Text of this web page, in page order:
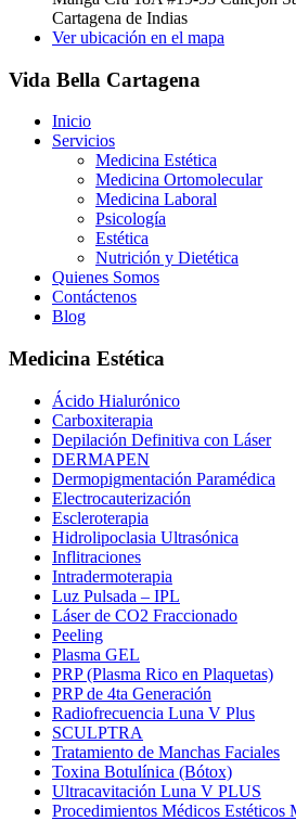
Cartagena de Indias
Ver ubicación en el mapa
Vida Bella Cartagena
Inicio
Servicios
Medicina Estética
Medicina Ortomolecular
Medicina Laboral
Psicología
Estética
Nutrición y Dietética
Quienes Somos
Contáctenos
Blog
Medicina Estética
Ácido Hialurónico
Carboxiterapia
Depilación Definitiva con Láser
DERMAPEN
Dermopigmentación Paramédica
Electrocauterización
Escleroterapia
Hidrolipoclasia Ultrasónica
Inflitraciones
Intradermoterapia
Luz Pulsada – IPL
Láser de CO2 Fraccionado
Peeling
Plasma GEL
PRP (Plasma Rico en Plaquetas)
PRP de 4ta Generación
Radiofrecuencia Luna V Plus
SCULPTRA
Tratamiento de Manchas Faciales
Toxina Botulínica (Bótox)
Ultracavitación Luna V PLUS
Procedimientos Médicos Estéticos